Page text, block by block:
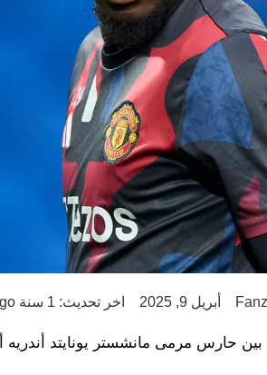
أبريل 9, 2025 اخر تحديث: 1 سنة ago
حارس مرمى مانشستر يونايتد أندريه